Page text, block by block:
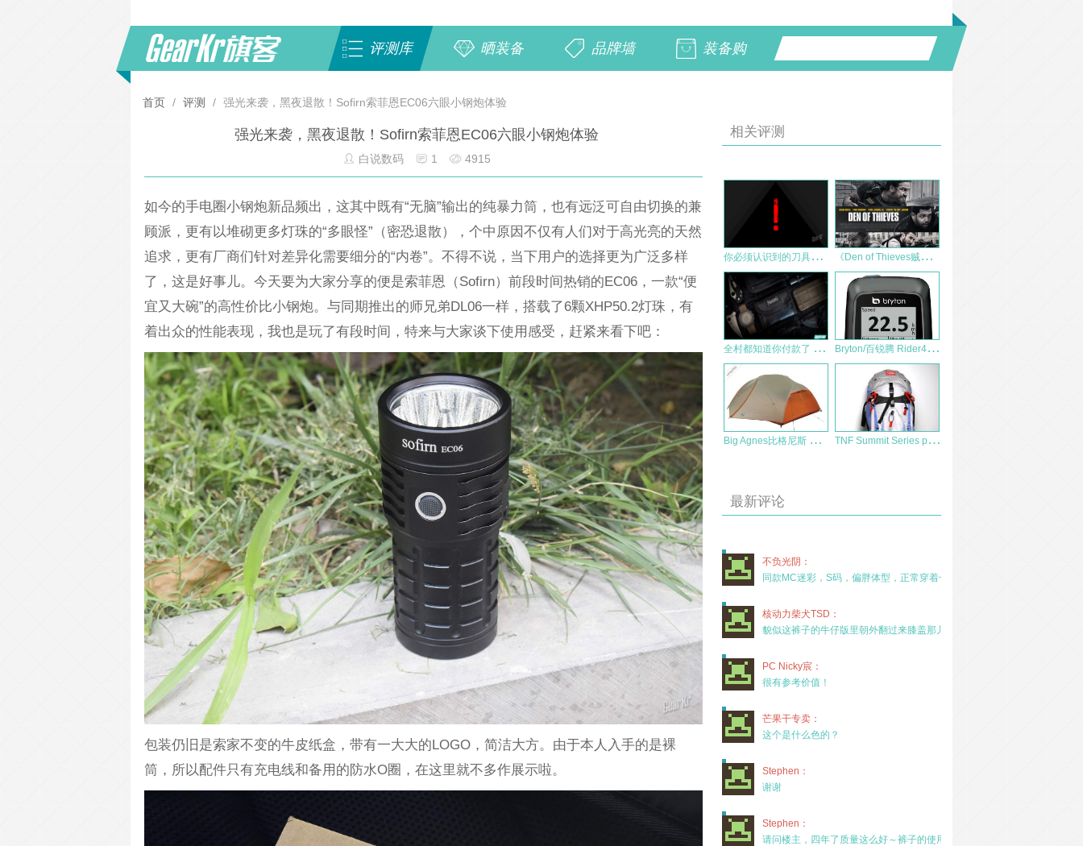
评测库 晒装备 品牌墙 装备购
首页 / 评测 / 强光来袭，黑夜退散！Sofirn索菲恩EC06六眼小钢炮体验
强光来袭，黑夜退散！Sofirn索菲恩EC06六眼小钢炮体验
白说数码 1 4915
如今的手电圈小钢炮新品频出，这其中既有“无脑”输出的纯暴力筒，也有远泛可自由切换的兼
顾派，更有以堆砌更多灯珠的“多眼怪”（密恐退散），个中原因不仅有人们对于高光亮的天然
追求，更有厂商们针对差异化需要细分的“内卷”。不得不说，当下用户的选择更为广泛多样
了，这是好事儿。今天要为大家分享的便是索菲恩（Sofirn）前段时间热销的EC06，一款“便
宜又大碗”的高性价比小钢炮。与同期推出的师兄弟DL06一样，搭载了6颗XHP50.2灯珠，有
着出众的性能表现，我也是玩了有段时间，特来与大家谈下使用感受，赶紧来看下吧：
包装仍旧是索家不变的牛皮纸盒，带有一大大的LOGO，简洁大方。由于本人入手的是裸
筒，所以配件只有充电线和备用的防水O圈，在这里就不多作展示啦。
相关评测
你
必须认识到的刀具伤害！ 《
Den of Thieves贼巢》的战术观后感
全
村都知道你付款了 – Magforce麦格霍斯EDC-1钱包 B
ryton/百锐腾 Rider40 GPS 骑行码表 测评报告
B
ig Agnes比格尼斯 马刺3 帐篷测评报告 T
NF Summit Series prophet 45背包
最新评论
不负光阴：
同款MC迷彩，S码，偏胖体型，正常穿着一年半，没
核动力柴犬TSD：
貌似这裤子的牛仔版里朝外翻过来膝盖那儿有放护膝的
PC Nicky宸：
很有参考价值！
芒果干专卖：
这个是什么色的？
Stephen：
谢谢
Stephen：
请问楼主，四年了质量这么好～裤子的使用率高吗？